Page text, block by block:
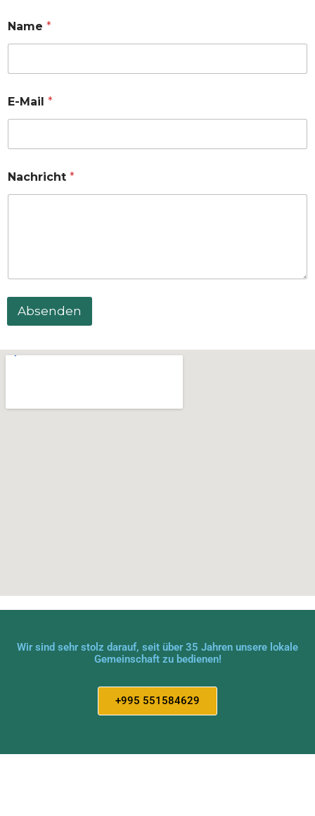
Name *
E-Mail *
Nachricht *
Absenden
Wir sind sehr stolz darauf, seit über 35 Jahren unsere lokale
Gemeinschaft zu bedienen!
+995 551584629